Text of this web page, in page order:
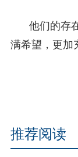
他们的存
满希望，更加
推荐阅读